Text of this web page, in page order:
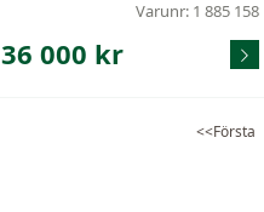
Varunr: 1 885 158
36 000 kr
<<Första